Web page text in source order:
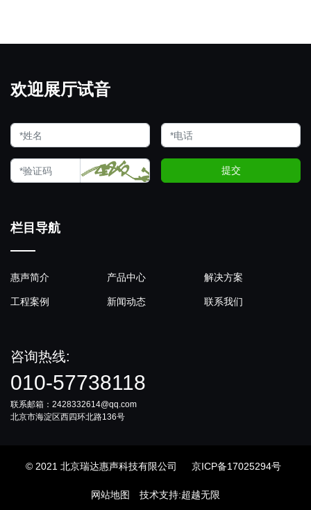
欢迎展厅试音
提交
栏目导航
惠声简介 产品中心 解决方案
工程案例 新闻动态 联系我们
咨询热线:
010-57738118
联系邮箱：2428332614@qq.com
北京市海淀区西四环北路136号
© 2021 北京瑞达惠声科技有限公司 京ICP备17025294号
网站地图 技术支持:超越无限